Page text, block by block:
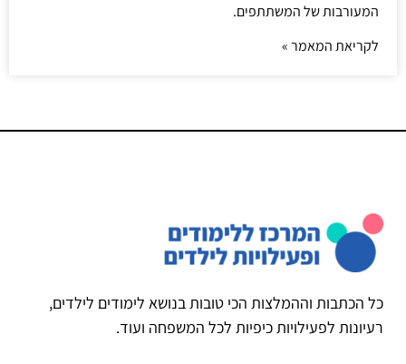
המעורבות של המשתתפים.
לקריאת המאמר »
כל הכתבות וההמלצות הכי טובות בנושא לימודים לילדים,
רעיונות לפעילויות כיפיות לכל המשפחה ועוד.